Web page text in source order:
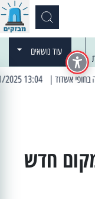
עוד נושאים
| 13:04 14/01/2025 עובדים בלילות: עבודות קרצוף וריבוד אספלט
חדש